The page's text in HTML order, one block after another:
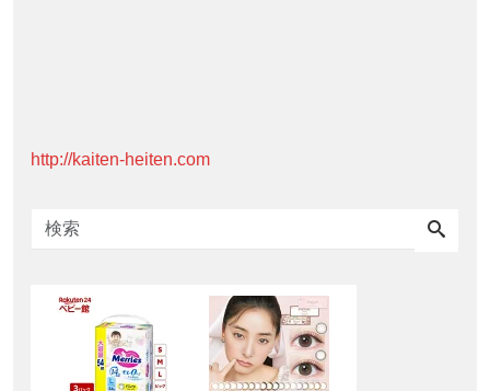
http://kaiten-heiten.com